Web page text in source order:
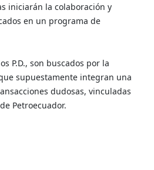
iniciarán la colaboración y
en un programa de
P.D., son buscados por la
supuestamente integran una
dudosas, vinculadas
Petroecuador.